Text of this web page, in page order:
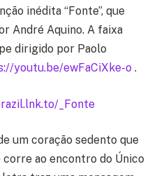
inédita “Fonte”, que
André Aquino. A faixa
dirigido por Paolo
youtu.be/ewFaCiXke-o .
_Fonte
um coração sedento que
ao encontro do Único